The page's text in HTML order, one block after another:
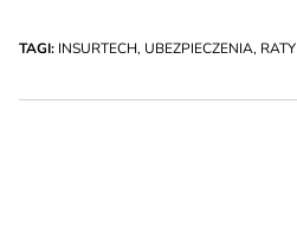
TAGI: INSURTECH, UBEZPIECZENIA, RATY